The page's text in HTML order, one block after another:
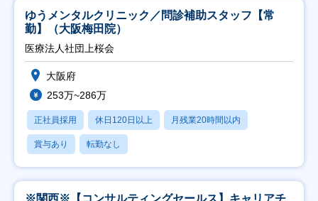
ゆうメンタルクリニック／問診補助スタッフ【常
勤】（大阪梅田院）
医療法人社団上桜会
大阪府
253万~286万
正社員採用 休日120日以上 月残業20時間以内
賞与あり 転勤なし
※関西※【コンサルティングセールス】キャリアチ